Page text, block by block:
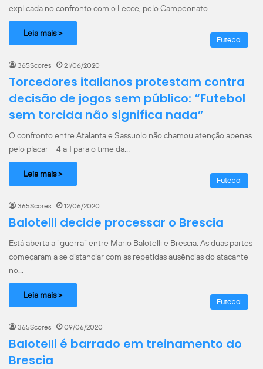
explicada no confronto com o Lecce, pelo Campeonato…
Leia mais >
Futebol
365Scores 21/06/2020
Torcedores italianos protestam contra
decisão de jogos sem público: “Futebol
sem torcida não significa nada”
O confronto entre Atalanta e Sassuolo não chamou atenção apenas
pelo placar – 4 a 1 para o time da…
Leia mais >
Futebol
365Scores 12/06/2020
Balotelli decide processar o Brescia
Está aberta a “guerra” entre Mario Balotelli e Brescia. As duas partes
começaram a se distanciar com as repetidas ausências do atacante
no…
Leia mais >
Futebol
365Scores 09/06/2020
Balotelli é barrado em treinamento do
Brescia